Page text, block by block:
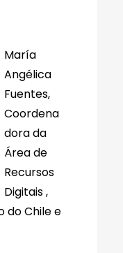
María
Angélica
Fuentes,
Coordena
dora da
Área de
Recursos
Digitais ,
do Chile e